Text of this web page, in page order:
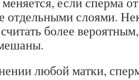
отдельными слоями.
более
любой матки,